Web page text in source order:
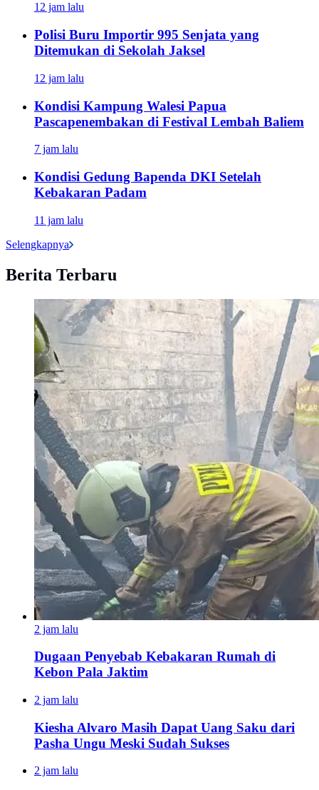
12 jam lalu
Polisi Buru Importir 995 Senjata yang
Ditemukan di Sekolah Jaksel
12 jam lalu
Kondisi Kampung Walesi Papua
Pascapenembakan di Festival Lembah Baliem
7 jam lalu
Kondisi Gedung Bapenda DKI Setelah
Kebakaran Padam
11 jam lalu
Selengkapnya
Berita Terbaru
2 jam lalu
Dugaan Penyebab Kebakaran Rumah di
Kebon Pala Jaktim
2 jam lalu
Kiesha Alvaro Masih Dapat Uang Saku dari
Pasha Ungu Meski Sudah Sukses
2 jam lalu